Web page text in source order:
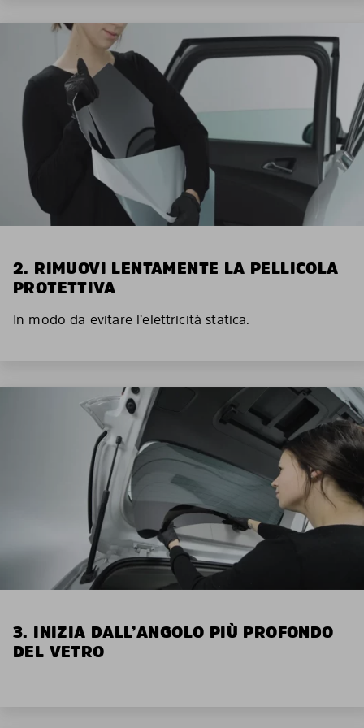
2. RIMUOVI LENTAMENTE LA PELLICOLA
PROTETTIVA
In modo da evitare l’elettricità statica.
3. INIZIA DALL’ANGOLO PIÙ PROFONDO
DEL VETRO